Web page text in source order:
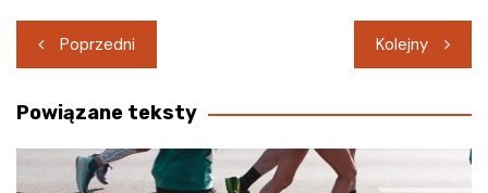
Nawigacja
wpisu
Poprzedni Kolejny
Powiązane teksty